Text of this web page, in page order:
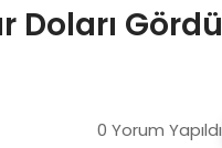
Doları Gördü
0 Yorum Yapıldı